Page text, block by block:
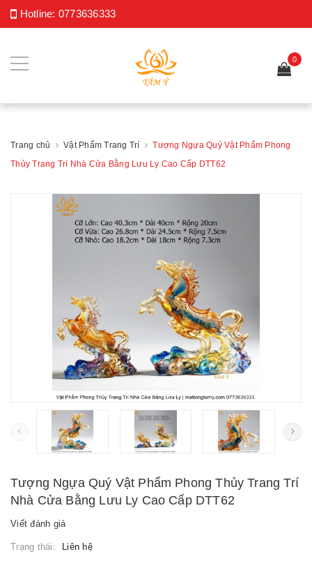
Hotline: 0773636333
0
Trang chủ Vật Phẩm Trang Trí Tượng Ngựa Quý Vật Phẩm Phong
Thủy Trang Trí Nhà Cửa Bằng Lưu Ly Cao Cấp DTT62
Tượng Ngựa Quý Vật Phẩm Phong Thủy Trang Trí
Nhà Cửa Bằng Lưu Ly Cao Cấp DTT62
Viết đánh giá
Trạng thái: Liên hệ